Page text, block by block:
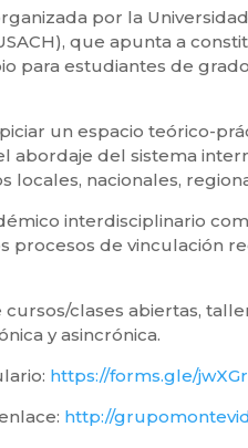
por la
que apunta a
para estudiantes de
un espacio teórico-
abordaje del sistema
nacionales,
interdisciplinario
procesos de vinculación
clases abiertas,
y asincrónica.
https://forms.gle/
http://